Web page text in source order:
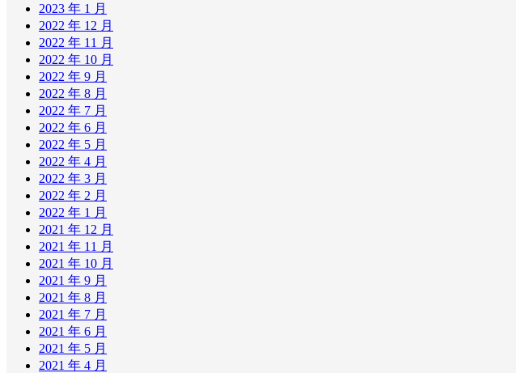
2023 年 1 月
2022 年 12 月
2022 年 11 月
2022 年 10 月
2022 年 9 月
2022 年 8 月
2022 年 7 月
2022 年 6 月
2022 年 5 月
2022 年 4 月
2022 年 3 月
2022 年 2 月
2022 年 1 月
2021 年 12 月
2021 年 11 月
2021 年 10 月
2021 年 9 月
2021 年 8 月
2021 年 7 月
2021 年 6 月
2021 年 5 月
2021 年 4 月